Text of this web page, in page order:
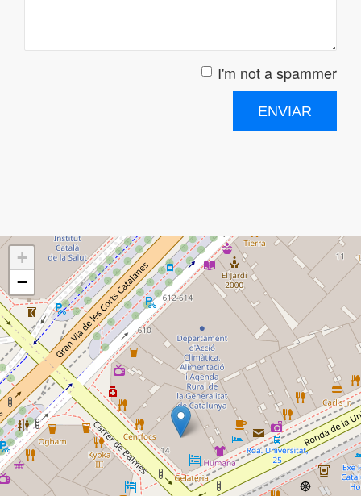
I'm not a spammer
ENVIAR
+
−